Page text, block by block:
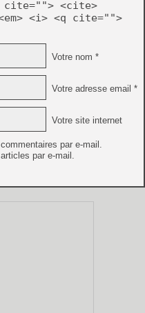
cite=""> <cite>
<i> <q cite="">
Votre nom *
Votre adresse email *
Votre site internet
par e-mail.
par e-mail.